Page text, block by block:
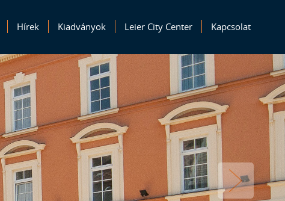
Hírek Kiadványok Leier City Center Kapcsolat